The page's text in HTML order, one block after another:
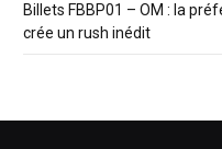
Billets FBBP01 – OM : la
crée un rush inédit